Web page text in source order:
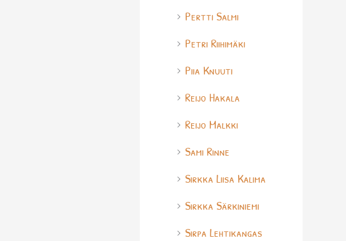
Pertti Salmi
Petri Riihimäki
Piia Knuuti
Reijo Hakala
Reijo Malkki
Sami Rinne
Sirkka Liisa Kalima
Sirkka Särkiniemi
Sirpa Lehtikangas